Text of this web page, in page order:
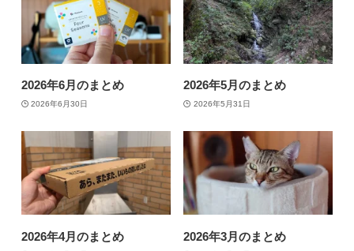
2026年6月のまとめ
2026年6月30日
2026年5月のまとめ
2026年5月31日
2026年4月のまとめ 2026年3月のまとめ